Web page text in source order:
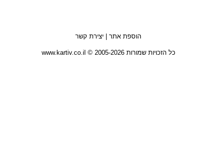
הוספת אתר | יצירת קשר
כל הזכויות שמורות 2005-2026 © www.kartiv.co.il